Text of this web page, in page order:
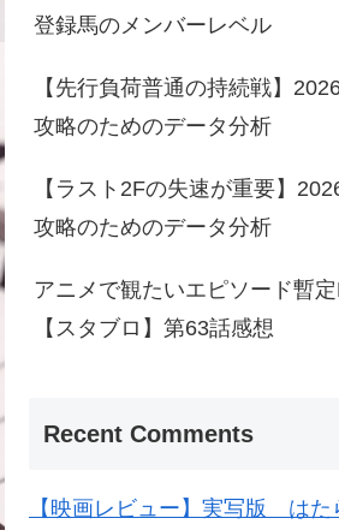
登録馬のメンバーレベル
【先行負荷普通の持続戦】
攻略のためのデータ分析
【ラスト2Fの失速が重要】
攻略のためのデータ分析
アニメで観たいエピソード暫
【スタブロ】第63話感想
Recent Comments
【映画レビュー】実写版 はた